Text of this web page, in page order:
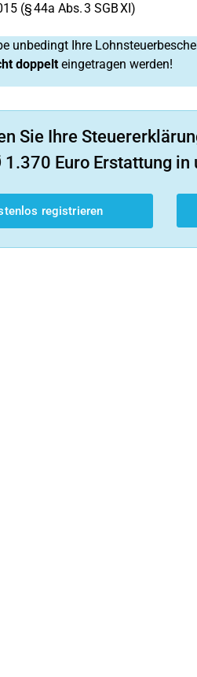
(§ 44a Abs. 3 SGB XI)
unbedingt Ihre
doppelteingetragen werden!
Sie Ihre
1.370 Euro Erstattung in
registrieren